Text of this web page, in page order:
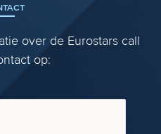
over de Eurostars call
op: